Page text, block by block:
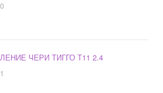
ЧЕРИ ТИГГО Т11 2.4